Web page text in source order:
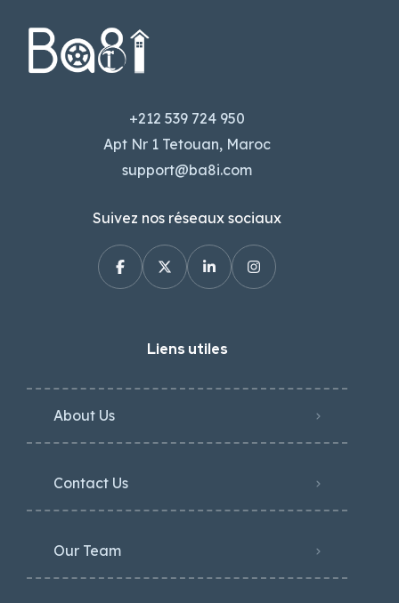
+212 539 724 950
Apt Nr 1 Tetouan, Maroc
support@ba8i.com
Suivez nos réseaux sociaux
Liens utiles
About Us
Contact Us
Our Team